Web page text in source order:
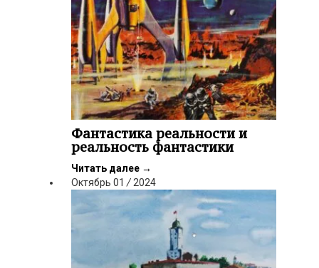
Фантастика реальности и
реальность фантастики
Читать далее →
Октябрь 01 / 2024